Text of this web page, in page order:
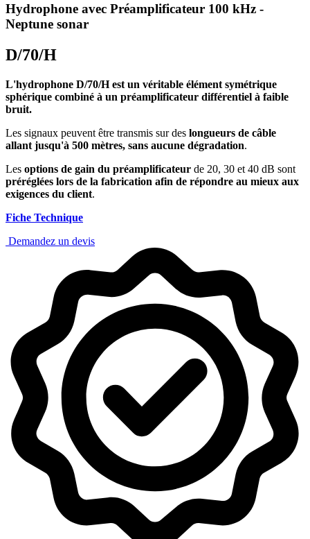
Hydrophone avec Préamplificateur 100 kHz -
Neptune sonar
D/70/H
L'hydrophone D/70/H est un véritable élément symétrique
sphérique combiné à un préamplificateur différentiel à faible
bruit.
Les signaux peuvent être transmis sur des longueurs de câble
allant jusqu'à 500 mètres, sans aucune dégradation.
Les options de gain du préamplificateur de 20, 30 et 40 dB sont
préréglées lors de la fabrication afin de répondre au mieux aux
exigences du client.
Fiche Technique
Demandez un devis